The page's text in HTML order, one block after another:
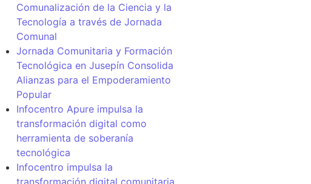
Comunalización de la Ciencia y la
Tecnología a través de Jornada
Comunal
Jornada Comunitaria y Formación
Tecnológica en Jusepín Consolida
Alianzas para el Empoderamiento
Popular
Infocentro Apure impulsa la
transformación digital como
herramienta de soberanía
tecnológica
Infocentro impulsa la